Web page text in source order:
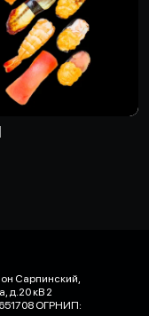
Сарпинский,
д.20 кВ 2
ОГРНИП: